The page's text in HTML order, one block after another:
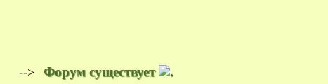
--> Форум существует .